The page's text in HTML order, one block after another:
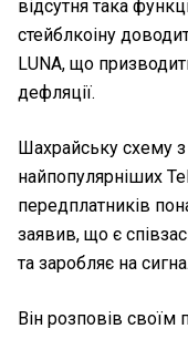
відсутня така
стейблкоіну
LUNA, що
дефляції.
Шахрайську схему з
найпопулярніших
передплатників
заявив, що є
та заробляє на
Він розповів своїм